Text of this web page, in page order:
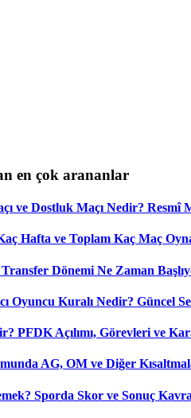
en çok arananlar
ve Dostluk Maçı Nedir? Resmî
Hafta ve Toplam Kaç Maç
Dönemi Ne Zaman
Oyuncu Kuralı Nedir? Güncel
PFDK Açılımı, Görevleri ve
AG, OM ve Diğer
Sporda Skor ve Sonuç